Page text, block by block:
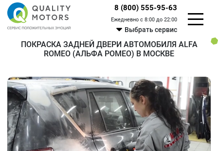
8 (800) 555-95-63
Ежедневно с 8:00 до 22:00
Выбрать сервис
ПОКРАСКА ЗАДНЕЙ ДВЕРИ АВТОМОБИЛЯ ALFA
ROMEO (АЛЬФА РОМЕО) В МОСКВЕ